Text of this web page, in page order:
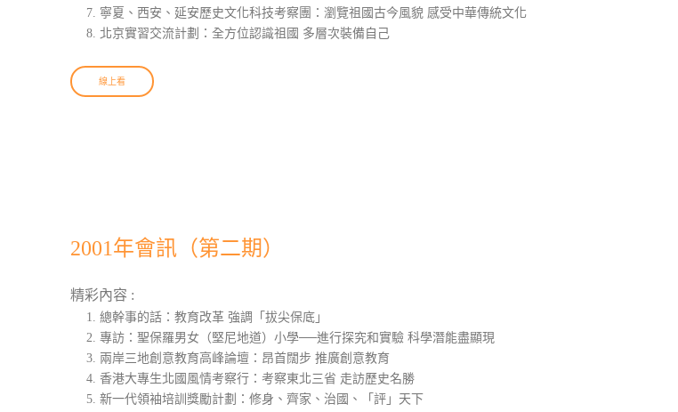
寧夏、西安、延安歷史文化科技考察團：瀏覽祖國古今風貌 感受中華傳統文化
北京實習交流計劃：全方位認識祖國 多層次裝備自己
線上看
2001年會訊（第二期）
精彩內容 :
總幹事的話：教育改革 強調「拔尖保底」
專訪：聖保羅男女（堅尼地道）小學──進行探究和實驗 科學潛能盡顯現
兩岸三地創意教育高峰論壇：昂首闊步 推廣創意教育
香港大專生北國風情考察行：考察東北三省 走訪歷史名勝
新一代領袖培訓獎勵計劃：修身、齊家、治國、「評」天下